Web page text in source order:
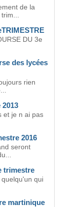
de la
DU 3e
des lycées
rien
et je n ai pas
2016
seront
trimestre
qui
martinique